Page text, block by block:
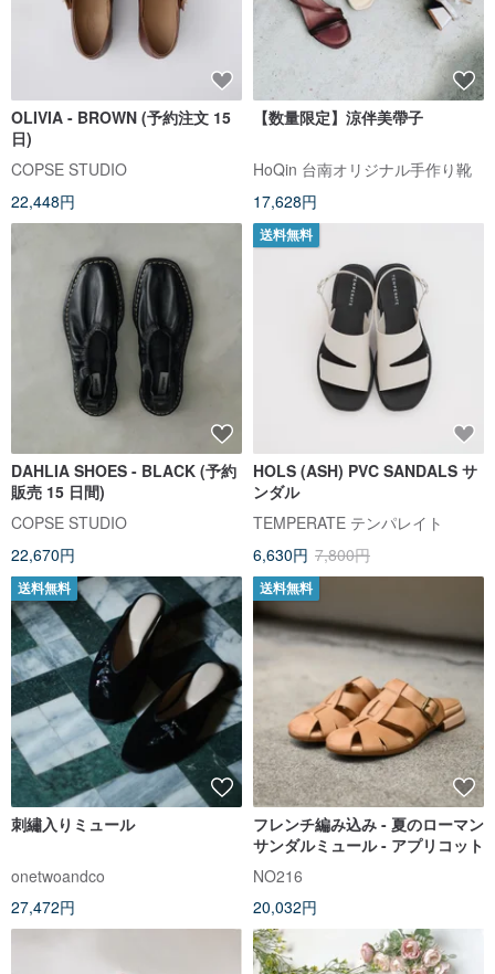
OLIVIA - BROWN (予約注文 15
日)
COPSE STUDIO
22,448円
【数量限定】涼伴美帶子
HoQin 台南オリジナル手作り靴
17,628円
DAHLIA SHOES - BLACK (予約
販売 15 日間)
COPSE STUDIO
22,670円
送料無料
HOLS (ASH) PVC SANDALS サ
ンダル
TEMPERATE テンパレイト
6,630円 7,800円
送料無料
刺繡入りミュール
onetwoandco
27,472円
送料無料
フレンチ編み込み - 夏のローマン
サンダルミュール - アプリコット
NO216
20,032円